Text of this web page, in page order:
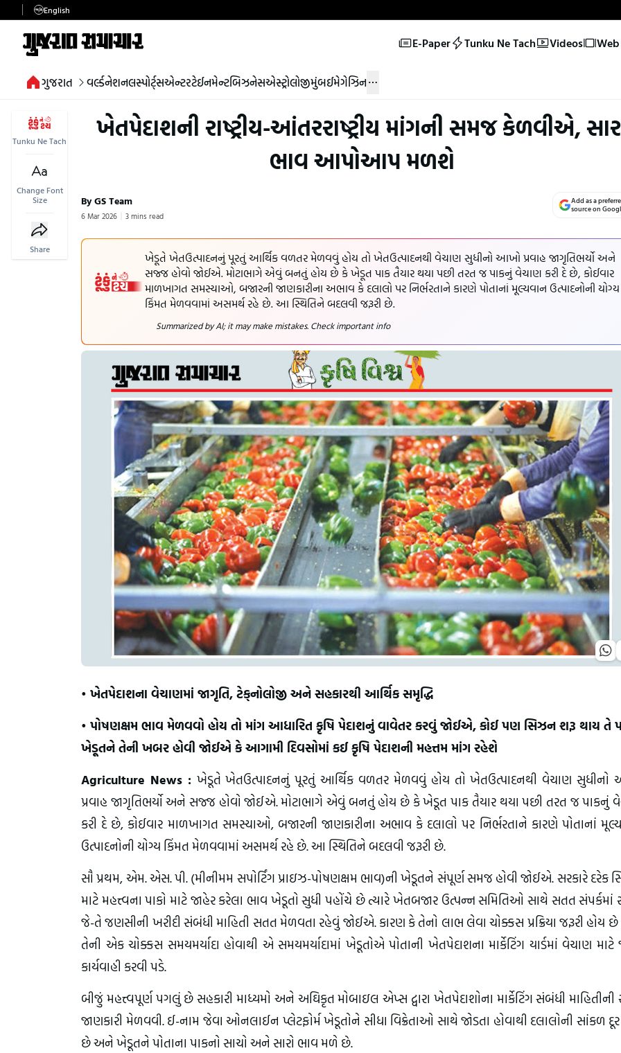
English
E-Paper Tunku Ne Tach Videos
ગુજરાત વર્લ્ડનેશનલસ્પોર્ટ્સએન્ટરટેઈનમેન્ટબિઝનેસએસ્ટ્રોલોજીમુંબઈમેગેઝિન
Tunku Ne Tach
Change Font
Size
Share
ખેતપેદાશની રાષ્ટ્રીય-આંતરરાષ્ટ્રીય માંગની સમજ કેળવીએ,
ભાવ આપોઆપ મળશે
By GS Team
6 Mar 2026 3 mins read
Add as a
source on
ખેડૂતે ખેતઉત્પાદનનું પૂરતું આર્થિક વળતર મેળવવું હોય તો ખેતઉત્પાદનથી વેચાણ સુધીનો આખો પ્રવાહ જાગૃતિભર્યો અને
સજ્જ હોવો જોઈએ. મોટાભાગે એવું બનતું હોય છે કે ખેડૂત પાક તૈયાર થયા પછી તરત જ પાકનું વેચાણ કરી દે છે, કોઈવાર
માળખાગત સમસ્યાઓ, બજારની જાણકારીના અભાવ કે દલાલો પર નિર્ભરતાને કારણે પોતાનાં મૂલ્યવાન ઉત્પાદનોની યોગ્ય
કિંમત મેળવવામાં અસમર્થ રહે છે. આ સ્થિતિને બદલવી જરૂરી છે.
Summarized by AI; it may make mistakes. Check important info
• ખેતપેદાશના વેચાણમાં જાગૃતિ, ટેક્‌નોલોજી અને સહકારથી આર્થિક સમૃદ્ધિ
• પોષણક્ષમ ભાવ મેળવવો હોય તો માંગ આધારિત કૃષિ પેદાશનું વાવેતર કરવું જોઈએ, કોઈ પણ સિઝન શરૂ થાય તે
ખેડૂતને તેની ખબર હોવી જોઈએ કે આગામી દિવસોમાં કઈ કૃષિ પેદાશની મહત્તમ માંગ રહેશે
Agriculture News : ખેડૂતે ખેતઉત્પાદનનું પૂરતું આર્થિક વળતર મેળવવું હોય તો ખેતઉત્પાદનથી વેચાણ સુધીનો
પ્રવાહ જાગૃતિભર્યો અને સજ્જ હોવો જોઈએ. મોટાભાગે એવું બનતું હોય છે કે ખેડૂત પાક તૈયાર થયા પછી તરત જ પાકનું
કરી દે છે, કોઈવાર માળખાગત સમસ્યાઓ, બજારની જાણકારીના અભાવ કે દલાલો પર નિર્ભરતાને કારણે પોતાનાં
ઉત્પાદનોની યોગ્ય કિંમત મેળવવામાં અસમર્થ રહે છે. આ સ્થિતિને બદલવી જરૂરી છે.
સૌ પ્રથમ, એમ. એસ. પી. (મીનીમમ સપોર્ટિંગ પ્રાઇઝ-પોષણક્ષમ ભાવ)ની ખેડૂતને સંપૂર્ણ સમજ હોવી જોઈએ. સરકારે દરેક
માટે મહત્ત્વના પાકો માટે જાહેર કરેલા ભાવ ખેડૂતો સુધી પહોંચે છે ત્યારે ખેતબજાર ઉત્પન્ન સમિતિઓ સાથે સતત સંપર્કમાં
જે-તે જણસીની ખરીદી સંબંધી માહિતી સતત મેળવતા રહેવું જોઈએ. કારણ કે તેનો લાભ લેવા ચોક્કસ પ્રક્રિયા જરૂરી હોય છે
તેની એક ચોક્કસ સમયમર્યાદા હોવાથી એ સમયમર્યાદામાં ખેડૂતોએ પોતાની ખેતપેદાશના માર્કેટિંગ યાર્ડમાં વેચાણ માટે
કાર્યવાહી કરવી પડે.
બીજું મહત્ત્વપૂર્ણ પગલું છે સહકારી માધ્યમો અને અઘિકૃત મોબાઇલ એપ્સ દ્વારા ખેતપેદાશોના માર્કેટિંગ સંબંધી
જાણકારી મેળવવી. ઈ-નામ જેવા ઓનલાઈન પ્લેટફોર્મ ખેડૂતોને સીધા વિક્રેતાઓ સાથે જોડતા હોવાથી દલાલોની સાંકળ
છે અને ખેડૂતને પોતાના પાકનો સાચો અને સારો ભાવ મળે છે.